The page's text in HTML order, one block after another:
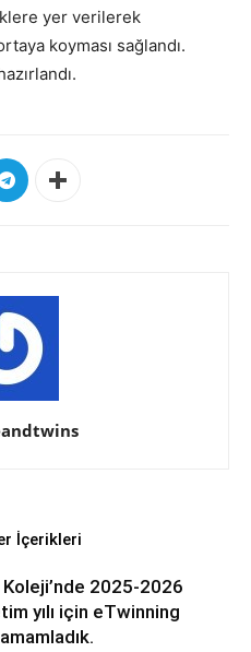
yer verilerek
koyması sağlandı.
İçerikleri
2025-2026
yılı için eTwinning